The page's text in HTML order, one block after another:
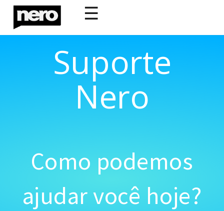
☰
Suporte
Nero
Como podemos
ajudar você hoje?